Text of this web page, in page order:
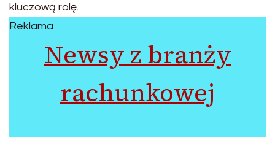
kluczową rolę.
Reklama
Newsy z branży
rachunkowej